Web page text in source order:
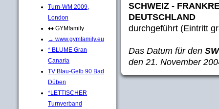
Turn-WM 2009,
London
♦♦ GYMfamily
→ www.gymfamily.eu
* BLUME Gran
Canaria
TV Blau-Gelb 90 Bad
Düben
*LETTISCHER
Turnverband
SCHWEIZ -
DEUTSCHLAND
durchgeführt (Eintritt
Das Datum für den
den 21. November